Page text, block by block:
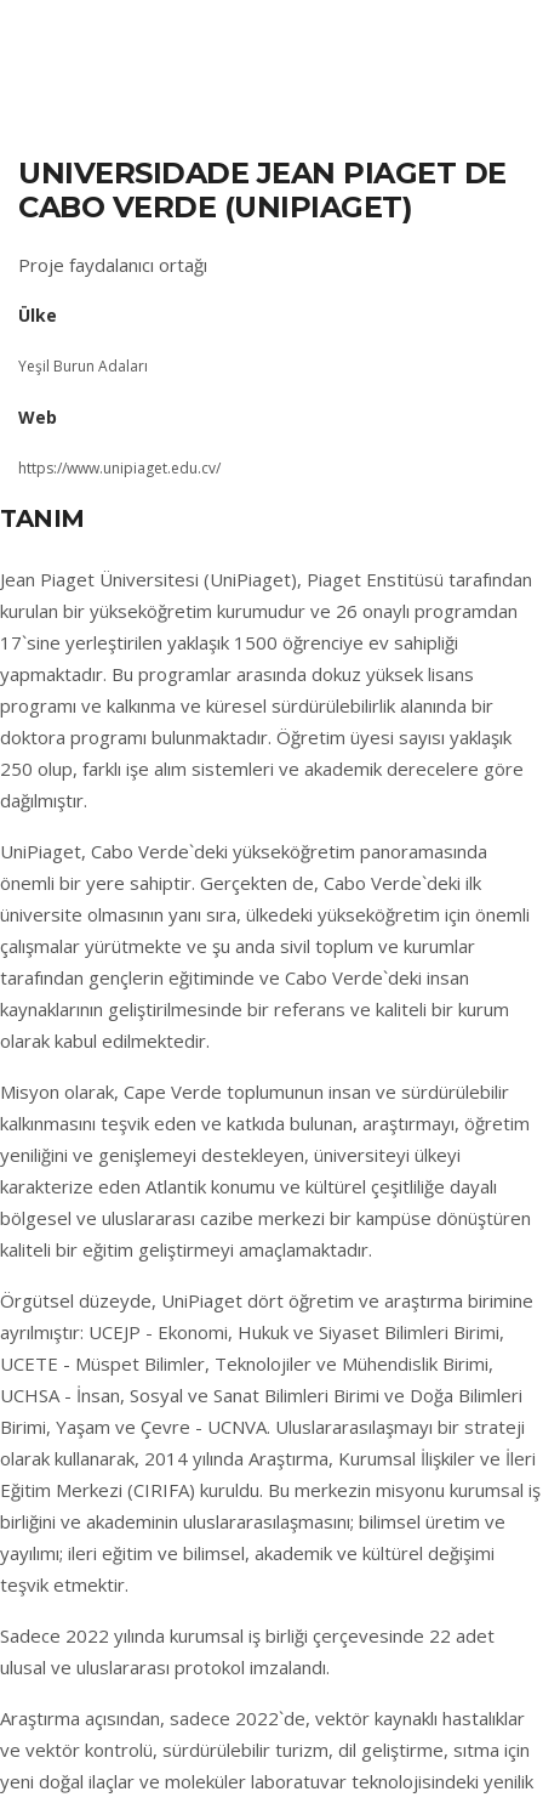
UNIVERSIDADE JEAN PIAGET DE
CABO VERDE (UNIPIAGET)
Proje faydalanıcı ortağı
Ülke
Yeşil Burun Adaları
Web
https://www.unipiaget.edu.cv/
TANIM
Jean Piaget Üniversitesi (UniPiaget), Piaget Enstitüsü tarafından
kurulan bir yükseköğretim kurumudur ve 26 onaylı programdan
17`sine yerleştirilen yaklaşık 1500 öğrenciye ev sahipliği
yapmaktadır. Bu programlar arasında dokuz yüksek lisans
programı ve kalkınma ve küresel sürdürülebilirlik alanında bir
doktora programı bulunmaktadır. Öğretim üyesi sayısı yaklaşık
250 olup, farklı işe alım sistemleri ve akademik derecelere göre
dağılmıştır.
UniPiaget, Cabo Verde`deki yükseköğretim panoramasında
önemli bir yere sahiptir. Gerçekten de, Cabo Verde`deki ilk
üniversite olmasının yanı sıra, ülkedeki yükseköğretim için önemli
çalışmalar yürütmekte ve şu anda sivil toplum ve kurumlar
tarafından gençlerin eğitiminde ve Cabo Verde`deki insan
kaynaklarının geliştirilmesinde bir referans ve kaliteli bir kurum
olarak kabul edilmektedir.
Misyon olarak, Cape Verde toplumunun insan ve sürdürülebilir
kalkınmasını teşvik eden ve katkıda bulunan, araştırmayı, öğretim
yeniliğini ve genişlemeyi destekleyen, üniversiteyi ülkeyi
karakterize eden Atlantik konumu ve kültürel çeşitliliğe dayalı
bölgesel ve uluslararası cazibe merkezi bir kampüse dönüştüren
kaliteli bir eğitim geliştirmeyi amaçlamaktadır.
Örgütsel düzeyde, UniPiaget dört öğretim ve araştırma birimine
ayrılmıştır: UCEJP - Ekonomi, Hukuk ve Siyaset Bilimleri Birimi,
UCETE - Müspet Bilimler, Teknolojiler ve Mühendislik Birimi,
UCHSA - İnsan, Sosyal ve Sanat Bilimleri Birimi ve Doğa Bilimleri
Birimi, Yaşam ve Çevre - UCNVA. Uluslararasılaşmayı bir strateji
olarak kullanarak, 2014 yılında Araştırma, Kurumsal İlişkiler ve İleri
Eğitim Merkezi (CIRIFA) kuruldu. Bu merkezin misyonu kurumsal iş
birliğini ve akademinin uluslararasılaşmasını; bilimsel üretim ve
yayılımı; ileri eğitim ve bilimsel, akademik ve kültürel değişimi
teşvik etmektir.
Sadece 2022 yılında kurumsal iş birliği çerçevesinde 22 adet
ulusal ve uluslararası protokol imzalandı.
Araştırma açısından, sadece 2022`de, vektör kaynaklı hastalıklar
ve vektör kontrolü, sürdürülebilir turizm, dil geliştirme, sıtma için
yeni doğal ilaçlar ve moleküler laboratuvar teknolojisindeki yenilik